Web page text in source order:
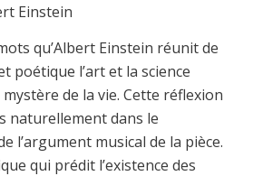
Einstein
qu’Albert Einstein réunit de
poétique l’art et la science
de la vie. Cette réflexion
naturellement dans le
l’argument musical de la pièce.
qui prédit l’existence des